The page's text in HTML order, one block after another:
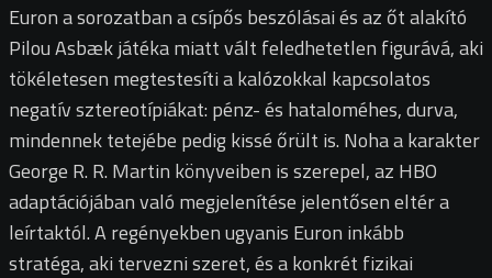
Euron a sorozatban a csípős beszólásai és az őt alakító
Pilou Asbæk játéka miatt vált feledhetetlen figurává, aki
tökéletesen megtestesíti a kalózokkal kapcsolatos
negatív sztereotípiákat: pénz- és hataloméhes, durva,
mindennek tetejébe pedig kissé őrült is. Noha a karakter
George R. R. Martin könyveiben is szerepel, az HBO
adaptációjában való megjelenítése jelentősen eltér a
leírtaktól. A regényekben ugyanis Euron inkább
stratéga, aki tervezni szeret, és a konkrét fizikai